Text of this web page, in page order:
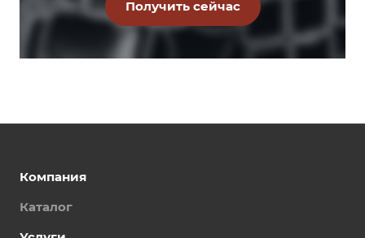
Компания
Каталог